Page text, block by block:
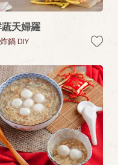
天婦羅
鍋 DIY